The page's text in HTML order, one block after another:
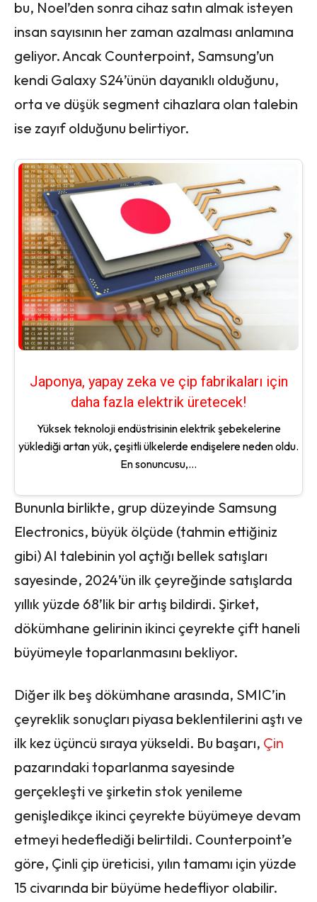
bu, Noel’den sonra cihaz satın almak isteyen
insan sayısının her zaman azalması anlamına
geliyor. Ancak Counterpoint, Samsung’un
kendi Galaxy S24’ünün dayanıklı olduğunu,
orta ve düşük segment cihazlara olan talebin
ise zayıf olduğunu belirtiyor.
Japonya, yapay zeka ve çip fabrikaları için
daha fazla elektrik üretecek!
Yüksek teknoloji endüstrisinin elektrik şebekelerine
yüklediği artan yük, çeşitli ülkelerde endişelere neden oldu.
En sonuncusu,...
Bununla birlikte, grup düzeyinde Samsung
Electronics, büyük ölçüde (tahmin ettiğiniz
gibi) AI talebinin yol açtığı bellek satışları
sayesinde, 2024’ün ilk çeyreğinde satışlarda
yıllık yüzde 68’lik bir artış bildirdi. Şirket,
dökümhane gelirinin ikinci çeyrekte çift haneli
büyümeyle toparlanmasını bekliyor.
Diğer ilk beş dökümhane arasında, SMIC’in
çeyreklik sonuçları piyasa beklentilerini aştı ve
ilk kez üçüncü sıraya yükseldi. Bu başarı, Çin
pazarındaki toparlanma sayesinde
gerçekleşti ve şirketin stok yenileme
genişledikçe ikinci çeyrekte büyümeye devam
etmeyi hedeflediği belirtildi. Counterpoint’e
göre, Çinli çip üreticisi, yılın tamamı için yüzde
15 civarında bir büyüme hedefliyor olabilir.